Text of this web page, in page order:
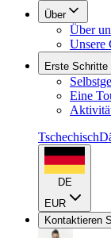
Über
Über
Unsere
Erste Schritte
Eine
Tschechisch
DE
EUR
Kontaktieren